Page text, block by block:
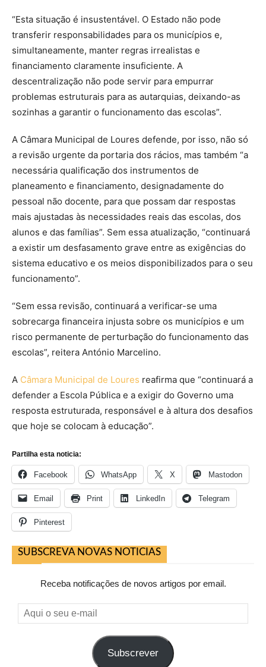
“Esta situação é insustentável. O Estado não pode
transferir responsabilidades para os municípios e,
simultaneamente, manter regras irrealistas e
financiamento claramente insuficiente. A
descentralização não pode servir para empurrar
problemas estruturais para as autarquias, deixando-as
sozinhas a garantir o funcionamento das escolas”.
A Câmara Municipal de Loures defende, por isso, não só
a revisão urgente da portaria dos rácios, mas também “a
necessária qualificação dos instrumentos de
planeamento e financiamento, designadamente do
pessoal não docente, para que possam dar respostas
mais ajustadas às necessidades reais das escolas, dos
alunos e das famílias”. Sem essa atualização, “continuará
a existir um desfasamento grave entre as exigências do
sistema educativo e os meios disponibilizados para o seu
funcionamento”.
“Sem essa revisão, continuará a verificar-se uma
sobrecarga financeira injusta sobre os municípios e um
risco permanente de perturbação do funcionamento das
escolas”, reitera António Marcelino.
A Câmara Municipal de Loures reafirma que “continuará a
defender a Escola Pública e a exigir do Governo uma
resposta estruturada, responsável e à altura dos desafios
que hoje se colocam à educação”.
Partilha esta noticia:
Facebook WhatsApp X Mastodon
Email Print LinkedIn Telegram
Pinterest
SUBSCREVA NOVAS NOTICIAS
Receba notificações de novos artigos por email.
Aqui
o
Subscrever